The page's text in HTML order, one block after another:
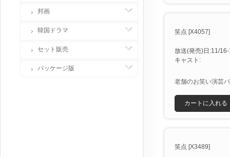
笑点 [X4057]
放送(発売)日:11/
キャスト:
老舗のお笑い演芸
カートに入れる
笑点 [X3489]
邦画
韓国ドラマ
セット販売
パッケージ版